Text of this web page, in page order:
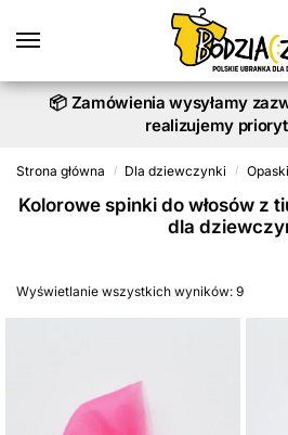
📦 Zamówienia wysyłamy
realizujemy
Strona główna / Dla dziewczynki / Opaski
Kolorowe spinki do włosów z
dla
Wyświetlanie wszystkich wyników: 9